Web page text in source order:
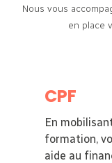
Nous vous
en place
CPF
En
formation,
aide au